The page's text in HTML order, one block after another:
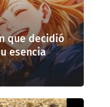
que decidió
esencia